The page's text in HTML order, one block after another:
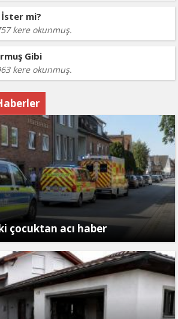
mi?
kere okunmuş.
Gibi
kere okunmuş.
çocuktan acı haber